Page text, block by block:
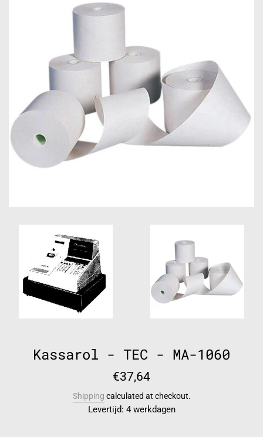
Kassarol - TEC - MA-1060
Regular
€37,64
Shipping calculated at checkout.
Levertijd: 4 werkdagen